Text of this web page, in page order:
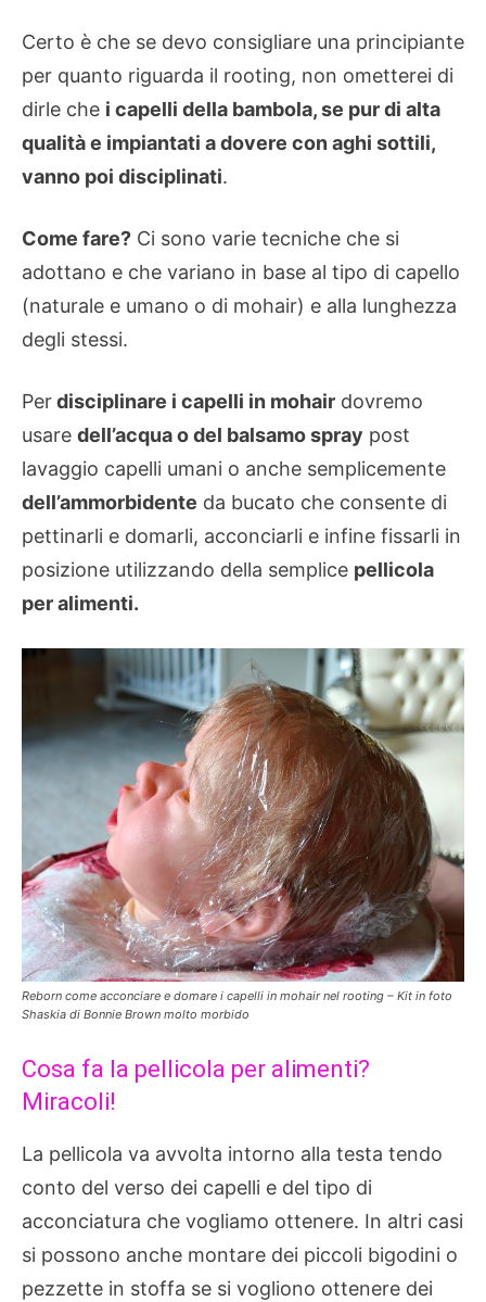
Certo è che se devo consigliare una principiante
per quanto riguarda il rooting, non ometterei di
dirle che i capelli della bambola, se pur di alta
qualità e impiantati a dovere con aghi sottili,
vanno poi disciplinati.
Come fare? Ci sono varie tecniche che si
adottano e che variano in base al tipo di capello
(naturale e umano o di mohair) e alla lunghezza
degli stessi.
Perdisciplinare i capelli in mohair dovremo
usare dell’acqua o del balsamo spray post
lavaggio capelli umani o anche semplicemente
dell’ammorbidente da bucato che consente di
pettinarli e domarli, acconciarli e infine fissarli in
posizione utilizzando della semplice pellicola
per alimenti.
Reborn come acconciare e domare i capelli in mohair nel rooting – Kit in foto
Shaskia di Bonnie Brown molto morbido
Cosa fa la pellicola per alimenti?
Miracoli!
La pellicola va avvolta intorno alla testa tendo
conto del verso dei capelli e del tipo di
acconciatura che vogliamo ottenere. In altri casi
si possono anche montare dei piccoli bigodini o
pezzette in stoffa se si vogliono ottenere dei